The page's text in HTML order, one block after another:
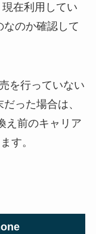
在利用してい
なのか確認して
を行っていない
った場合は、
え前のキャリア
す。